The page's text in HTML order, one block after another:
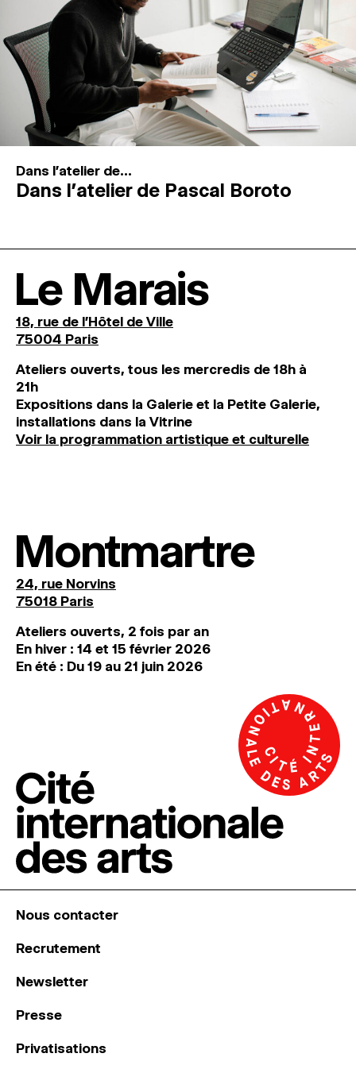
Dans l'atelier de...
Dans l’atelier de Pascal Boroto
Le Marais
18, rue de l'Hôtel de Ville
75004 Paris
Ateliers ouverts, tous les mercredis de 18h à
21h
Expositions dans la Galerie et la Petite Galerie,
installations dans la Vitrine
Voir la programmation artistique et culturelle
Montmartre
24, rue Norvins
75018 Paris
Ateliers ouverts, 2 fois par an
En hiver : 14 et 15 février 2026
En été : Du 19 au 21 juin 2026
Nous contacter
Recrutement
Newsletter
Presse
Privatisations